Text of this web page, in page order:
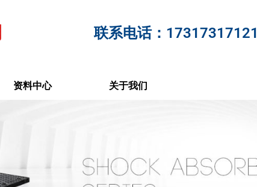
联系电话：17317317121
资料中心 关于我们